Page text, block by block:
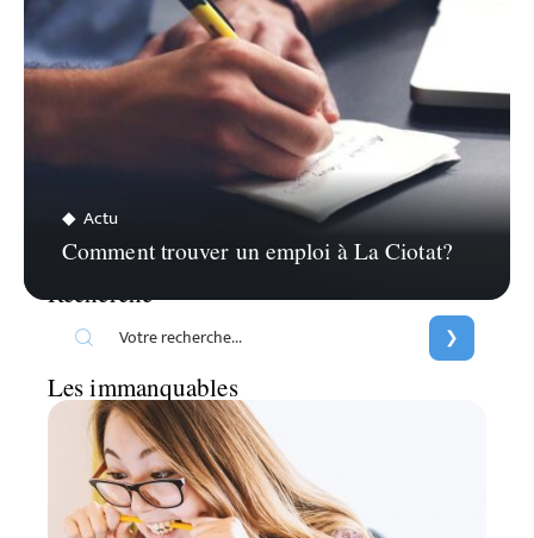
Actu
Comment trouver un emploi à La Ciotat?
Recherche
Les immanquables